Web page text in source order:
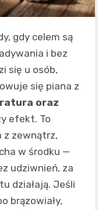
gdy celem są
i bez
się u osób,
się piana z
oraz
efekt. To
z zewnątrz,
w środku —
udziwnień, za
działają. Jeśli
brązowiały,